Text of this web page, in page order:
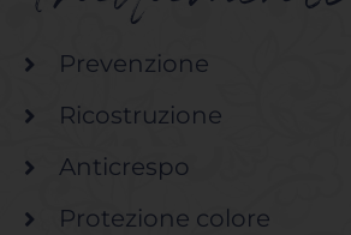
Prevenzione
Ricostruzione
Anticrespo
Protezione colore